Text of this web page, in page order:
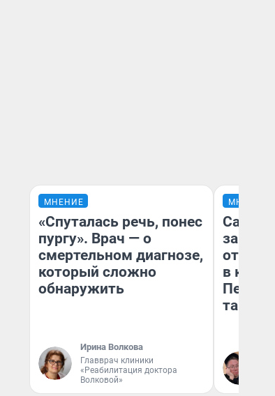
МНЕНИЕ
«Спуталась речь, понес
пургу». Врач — о
смертельном диагнозе,
который сложно
обнаружить
Ирина Волкова
Главврач клиники
«Реабилитация доктора
Волковой»
МНЕНИЕ
Самая
в
там